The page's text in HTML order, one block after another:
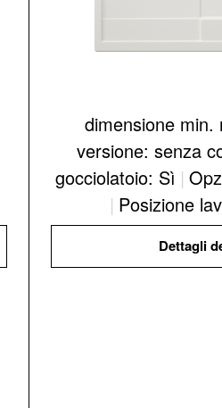
dimensione
versione: senza
gocciolatoio: Sì |
| Posizione
Dettagli